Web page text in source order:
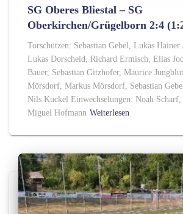
SG Oberes Bliestal – SG
Oberkirchen/Grügelborn 2:4
Torschützen: Sebastian Gebel, Lukas
Lukas Dorscheid, Richard Ermisch, Elias
Bauer, Sebastian Gitzhofer, Maurice
Mörsdorf, Markus Mörsdorf, Sebastian
Nils Kuckel Einwechselungen: Noah Scharf,
Miguel Hofmann Weiterlesen